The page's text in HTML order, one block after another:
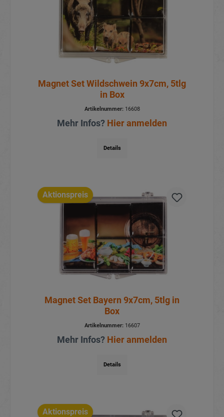
Magnet Set Wildschwein 9x7cm, 5tlg
in Box
Artikelnummer:16608
Mehr Infos? Hier anmelden
Details
Aktionspreis
Magnet Set Bayern 9x7cm, 5tlg in
Box
Artikelnummer:16607
Mehr Infos? Hier anmelden
Details
Aktionspreis